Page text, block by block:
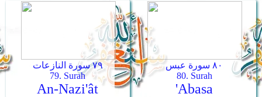
٧٩ سورة النازعات
79. Surah
An-Nazi'ât
٨٠ سورة عبس
80. Surah
'Abasa